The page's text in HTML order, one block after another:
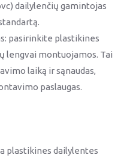
dailylenčių gamintojas
pasirinkite plastikines
lengvai montuojamos. Tai
laiką ir sąnaudas,
paslaugas.
plastikines dailylentes